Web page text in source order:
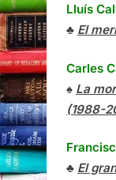
Lluís
♣ El
Carles
♠ La
(1988-
♣ El